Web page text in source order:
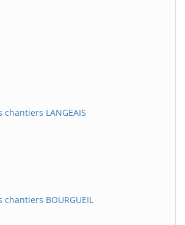
chantiers LANGEAIS
BOURGUEIL